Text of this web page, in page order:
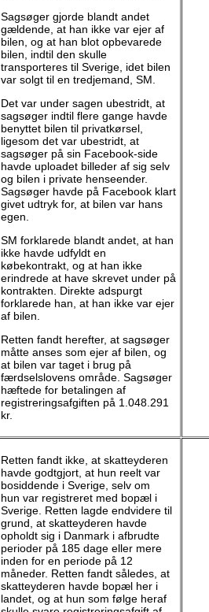
Sagsøger gjorde blandt andet
gældende, at han ikke var ejer af
bilen, og at han blot opbevarede
bilen, indtil den skulle
transporteres til Sverige, idet bilen
var solgt til en tredjemand, SM.
Det var under sagen ubestridt, at
sagsøger indtil flere gange havde
benyttet bilen til privatkørsel,
ligesom det var ubestridt, at
sagsøger på sin Facebook-side
havde uploadet billeder af sig selv
og bilen i private henseender.
Sagsøger havde på Facebook klart
givet udtryk for, at bilen var hans
egen.
SM forklarede blandt andet, at han
ikke havde udfyldt en
købekontrakt, og at han ikke
erindrede at have skrevet under på
kontrakten. Direkte adspurgt
forklarede han, at han ikke var ejer
af bilen.
Retten fandt herefter, at sagsøger
måtte anses som ejer af bilen, og
at bilen var taget i brug på
færdselslovens område. Sagsøger
hæftede for betalingen af
registreringsafgiften på 1.048.291
kr.
Retten fandt ikke, at skatteyderen
havde godtgjort, at hun reelt var
bosiddende i Sverige, selv om
hun var registreret med bopæl i
Sverige. Retten lagde endvidere til
grund, at skatteyderen havde
opholdt sig i Danmark i afbrudte
perioder på 185 dage eller mere
inden for en periode på 12
måneder. Retten fandt således, at
skatteyderen havde bopæl her i
landet, og at hun som følge heraf